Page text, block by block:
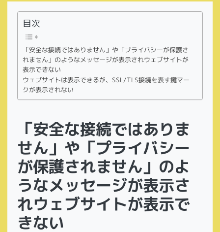
目次
「安全な接続ではありません」や「プライバシーが保護さ
れません」のようなメッセージが表示されウェブサイトが
表示できない
ウェブサイトは表示できるが、SSL/TLS接続を表す鍵マー
クが表示されない
「安全な接続ではありま
せん」や「プライバシー
が保護されません」のよ
うなメッセージが表示さ
れウェブサイトが表示で
きない